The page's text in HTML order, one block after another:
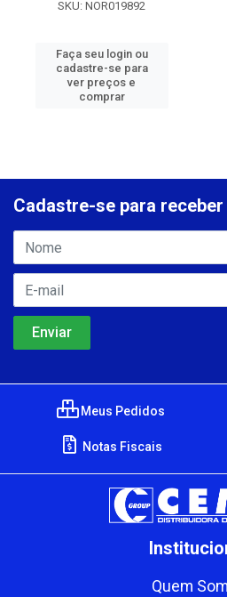
SKU: NOR019892
Faça seu login ou
cadastre-se para
ver preços e
comprar
Cadastre-se para
Meus Pedidos
Notas Fiscais
Quem